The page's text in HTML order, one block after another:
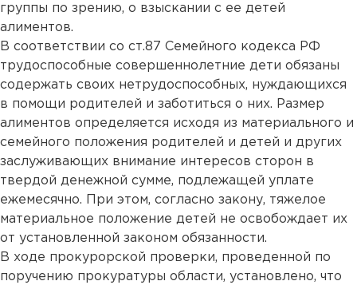
группы по зрению, о взыскании с ее детей
алиментов.
В соответствии со ст.87 Семейного кодекса РФ
трудоспособные совершеннолетние дети обязаны
содержать своих нетрудоспособных, нуждающихся
в помощи родителей и заботиться о них. Размер
алиментов определяется исходя из материального и
семейного положения родителей и детей и других
заслуживающих внимание интересов сторон в
твердой денежной сумме, подлежащей уплате
ежемесячно. При этом, согласно закону, тяжелое
материальное положение детей не освобождает их
от установленной законом обязанности.
В ходе прокурорской проверки, проведенной по
поручению прокуратуры области, установлено, что